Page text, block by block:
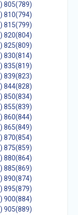
805(789)
810(794)
815(799)
820(804)
825(809)
830(814)
835(819)
839(823)
844(828)
850(834)
855(839)
860(844)
865(849)
870(854)
875(859)
880(864)
885(869)
890(874)
895(879)
900(884)
905(889)